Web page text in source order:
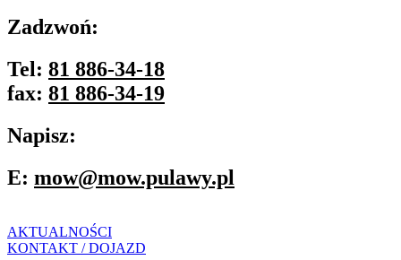
Zadzwoń:
Tel: 81 886-34-18
fax: 81 886-34-19
Napisz:
E: mow@mow.pulawy.pl
AKTUALNOŚCI
KONTAKT / DOJAZD